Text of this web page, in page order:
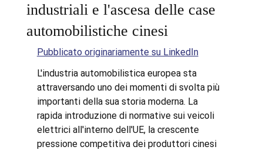
industriali e l'ascesa delle case
automobilistiche cinesi
Pubblicato originariamente su LinkedIn
L'industria automobilistica europea sta
attraversando uno dei momenti di svolta più
importanti della sua storia moderna. La
rapida introduzione di normative sui veicoli
elettrici all'interno dell'UE, la crescente
pressione competitiva dei produttori cinesi